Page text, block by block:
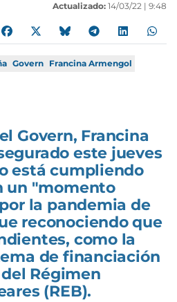
Actualizado: 14/03/22 | 9:48
Govern Francina Armengol
Govern, Francina
este jueves
está cumpliendo
un "momento
la pandemia de
reconociendo que
como la
de financiación
Régimen
(REB).